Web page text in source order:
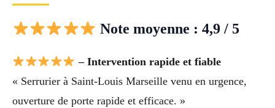
Note moyenne : 4,9 / 5
– Intervention rapide et fiable
« Serrurier à Saint-Louis Marseille venu en urgence,
ouverture de porte rapide et efficace. »